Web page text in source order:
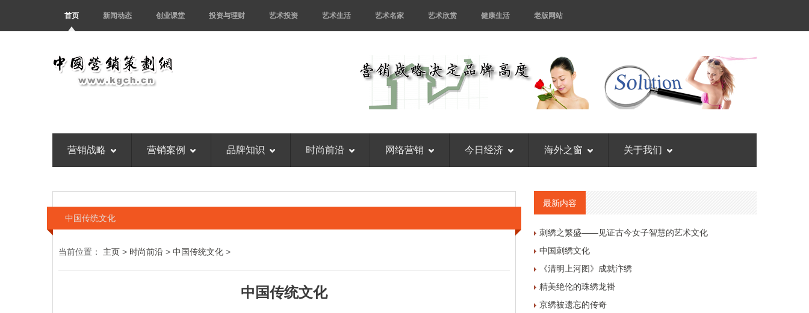
首页 新闻动态 创业课堂 投资与理财 艺术投资 艺术生活 艺术名家 艺术欣赏 健康生活 老版网站
营销战略 营销案例 品牌知识 时尚前沿 网络营销 今日经济 海外之窗 关于我们
中国传统文化
当前位置： 主页 > 时尚前沿 > 中国传统文化 >
中国传统文化
最新内容
刺绣之繁盛——见证古今女子智慧的艺术文化
中国刺绣文化
《清明上河图》成就汴绣
精美绝伦的珠绣龙褂
京绣被遗忘的传奇